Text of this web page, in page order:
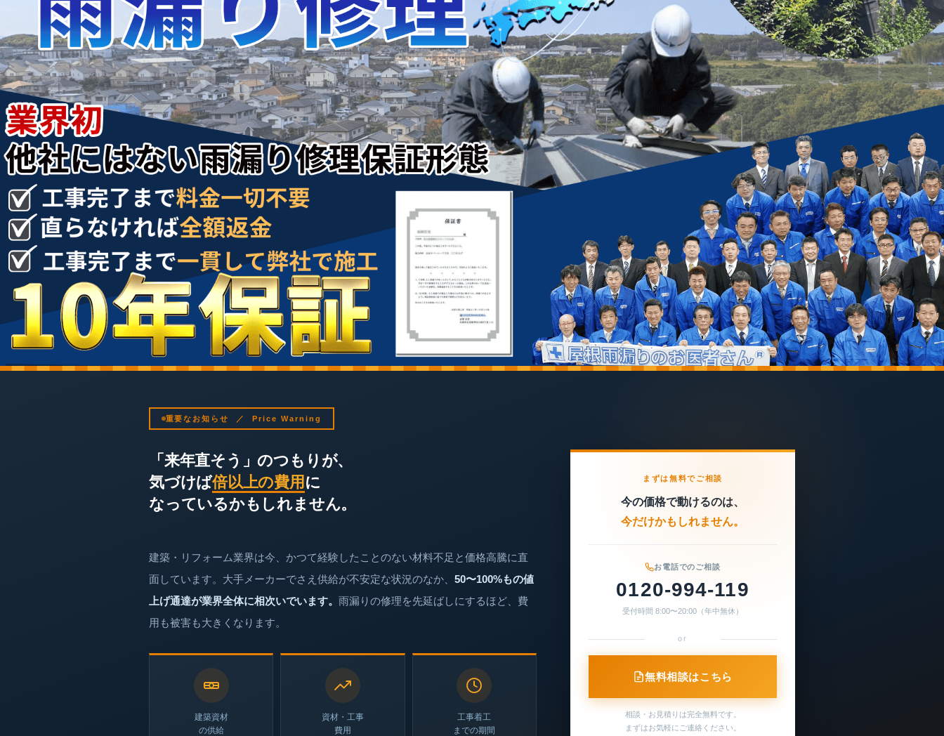
重要なお知らせ ／ Price Warning
「来年直そう」のつもりが、
気づけば倍以上の費用 に
なっているかもしれません。
建築・リフォーム業界は今、かつて経験したことのない材料不足と価格高騰に直
面しています。大手メーカーでさえ供給が不安定な状況のなか、 50〜100%もの値
上げ通達が業界全体に相次いでいます。 雨漏りの修理を先延ばしにするほど、費
用も被害も大きくなります。
建築資材
の供給
資材・工事
費用
工事着工
までの期間
まずは無料でご相談
今の価格で動けるのは、
今だけかもしれません。
お電話でのご相談
0120-994-119
受付時間 8:00〜20:00（年中無休）
or
無料相談はこちら
相談・お見積りは完全無料です。
まずはお気軽にご連絡ください。